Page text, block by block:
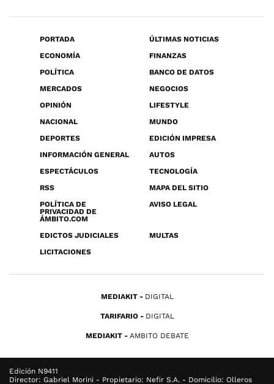
PORTADA
ÚLTIMAS NOTICIAS
ECONOMÍA
FINANZAS
POLÍTICA
BANCO DE DATOS
MERCADOS
NEGOCIOS
OPINIÓN
LIFESTYLE
NACIONAL
MUNDO
DEPORTES
EDICIÓN IMPRESA
INFORMACIÓN GENERAL
AUTOS
ESPECTÁCULOS
TECNOLOGÍA
RSS
MAPA DEL SITIO
POLÍTICA DE
PRIVACIDAD DE
ÁMBITO.COM
AVISO LEGAL
EDICTOS JUDICIALES
MULTAS
LICITACIONES
MEDIAKIT DIGITAL
TARIFARIO DIGITAL
MEDIAKIT AMBITO DEBATE
Edición N9411
Director: Gabriel Morini - Propietario: Nefir S.A. - Domicilio: Olleros